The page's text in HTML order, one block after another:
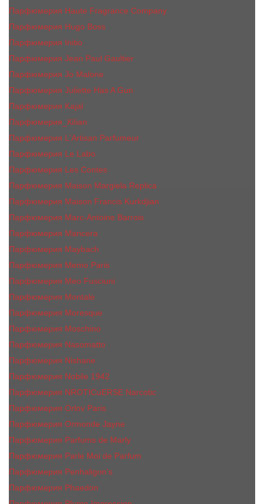
Парфюмерия Haute Fragrance Company
Парфюмерия Hugo Boss
Парфюмерия Initio
Парфюмерия Jean Paul Gaultier
Парфюмерия Jо Malоnе
Парфюмерия Juliette Has A Gun
Парфюмерия Kajal
Парфюмерия_КiIiаn
Парфюмерия L'Artisan Parfumeur
Парфюмерия Le Labo
Парфюмерия Les Contes
Парфюмерия Maison Margiela Replica
Парфюмерия Maison Francis Kurkdjian
Парфюмерия Marc-Antoine Barrois
Парфюмерия Mancera
Парфюмерия Maybach
Парфюмерия Memo Paris
Парфюмерия Meo Fusciuni
Парфюмерия Montale
Парфюмерия Moresque
Парфюмерия Moschino
Парфюмерия Nasomatto
Парфюмерия Nishane
Парфюмерия Nobile 1942
Парфюмерия NROTICuERSE Narcotic
Парфюмерия Orlov Paris
Парфюмерия Ormonde Jayne
Парфюмерия Parfums de Marly
Парфюмерия Parle Moi de Parfum
Парфюмерия Penhaligon's
Парфюмерия Phaedon